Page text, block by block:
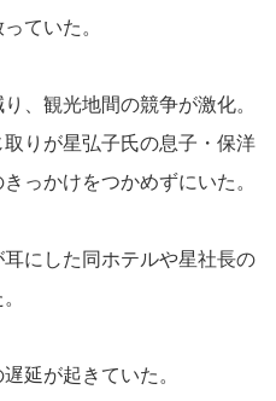
ていた。
、観光地間の競争が激化。
りが星弘子氏の息子・保洋
っかけをつかめずにいた。
にした同ホテルや星社長の
延が起きていた。